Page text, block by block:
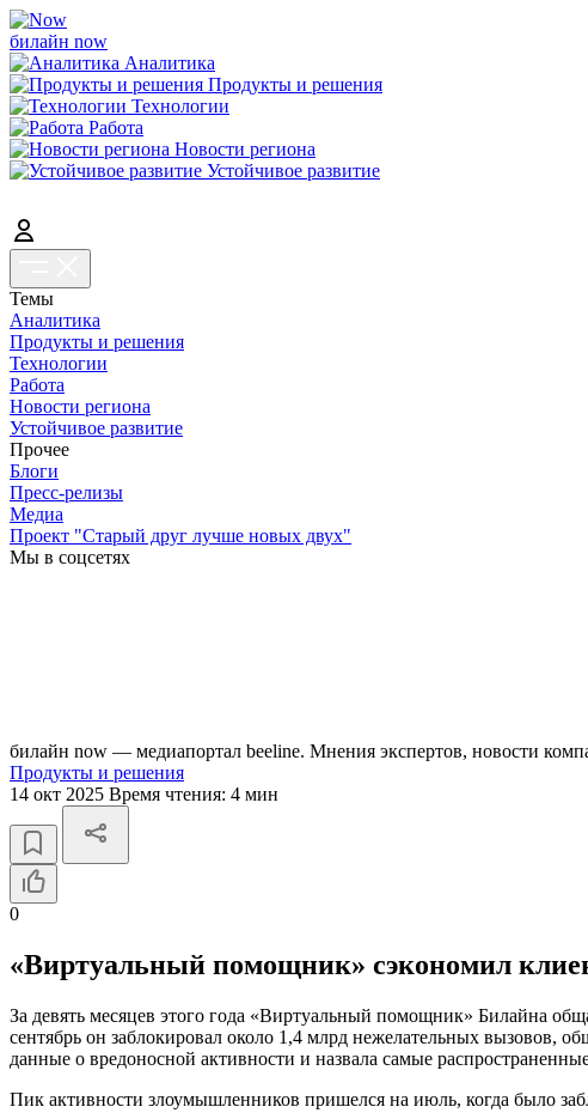
билайн now
Аналитика
Продукты и решения
Технологии
Работа
Новости региона
Устойчивое развитие
Темы
Аналитика
Продукты и решения
Технологии
Работа
Новости региона
Устойчивое развитие
Прочее
Блоги
Пресс-релизы
Медиа
Проект "Старый друг лучше новых двух"
Мы в соцсетях
билайн now — медиапортал beeline. Мнения экспертов, новости
Продукты и решения
14 окт 2025 Время чтения: 4 мин
0
«Виртуальный помощник» сэкономил
За девять месяцев этого года «Виртуальный помощник» Билайна
сентябрь он заблокировал около 1,4 млрд нежелательных вызовов,
данные о вредоносной активности и назвала самые
Пик активности злоумышленников пришелся на июль, когда было